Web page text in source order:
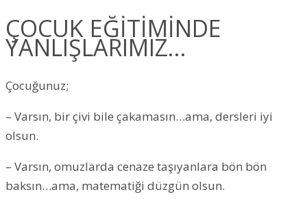
ÇOCUK EĞİTİMİNDE
YANLIŞLARIMIZ…
Çocuğunuz;
– Varsın, bir çivi bile çakamasın…ama, dersleri iyi
olsun.
– Varsın, omuzlarda cenaze taşıyanlara bön bön
baksın…ama, matematiği düzgün olsun.